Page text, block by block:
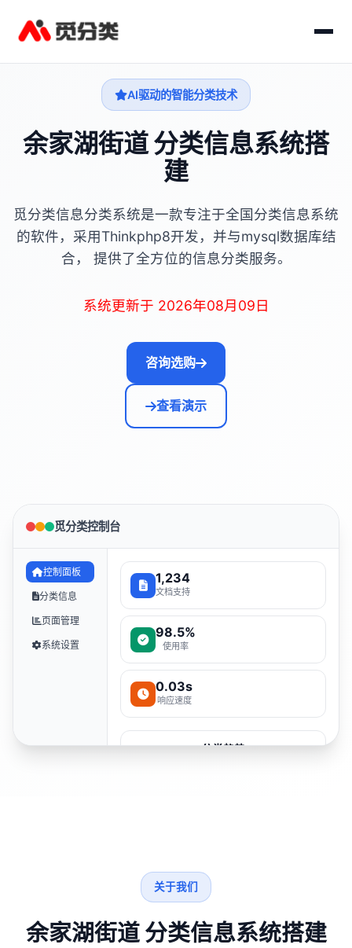
AI驱动的智能分类技术
余家湖街道 分类信息系统搭
建
觅分类信息分类系统是一款专注于全国分类信息系统
的软件，采用Thinkphp8开发，并与mysql数据库结
合， 提供了全方位的信息分类服务。
系统更新于 2026年08月09日
咨询选购
查看演示
觅分类控制台
控制面板
分类信息
页面管理
系统设置
1,234
文档支持
98.5%
使用率
0.03s
响应速度
分类趋势
关于我们
余家湖街道 分类信息系统搭建